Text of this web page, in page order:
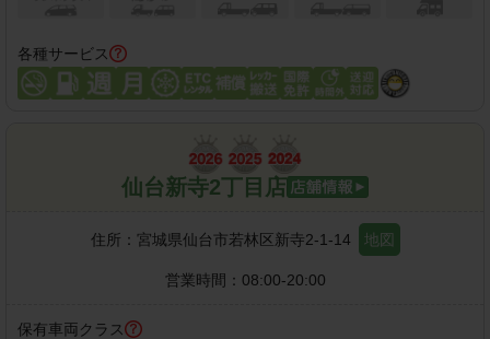
各種サービス
仙台新寺2丁目店
住所： 宮城県仙台市若林区新寺2-1-14 地図
営業時間： 08:00-20:00
保有車両クラス